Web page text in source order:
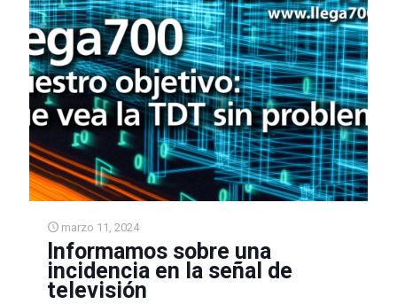
marzo 11, 2024
Informamos sobre una
incidencia en la señal de
televisión